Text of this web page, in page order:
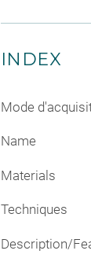
INDEX
Mode
Name
Materials
Techniques
Description/